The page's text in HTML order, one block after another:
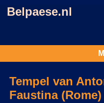
Belpaese.nl
Tempel van
Faustina (Rome)